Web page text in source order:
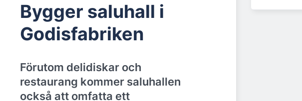
Bygger saluhall i
Godisfabriken
Förutom delidiskar och
restaurang kommer saluhallen
också att omfatta ett